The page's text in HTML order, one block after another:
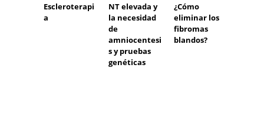
Escleroterapi
a
NT elevada y
la necesidad
de
amniocentesi
s y pruebas
genéticas
¿Cómo
eliminar los
fibromas
blandos?